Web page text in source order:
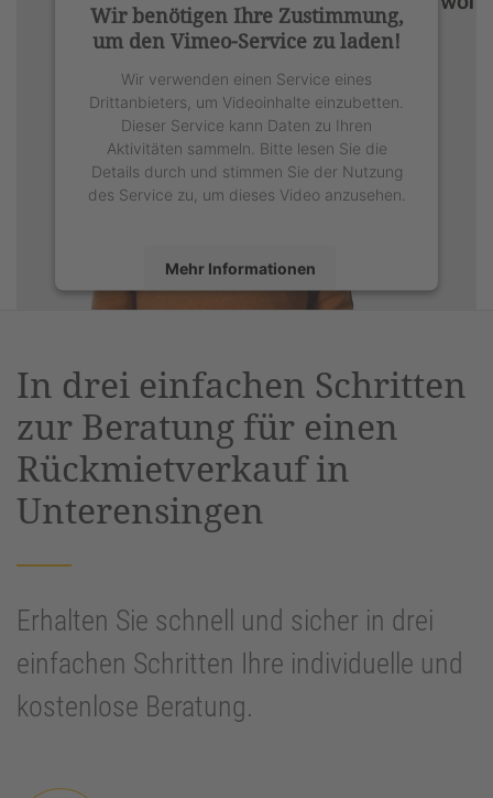
Wir benötigen Ihre Zustimmung,
um den Vimeo-Service zu laden!
Wir verwenden einen Service eines
Drittanbieters, um Videoinhalte einzubetten.
Dieser Service kann Daten zu Ihren
Aktivitäten sammeln. Bitte lesen Sie die
Details durch und stimmen Sie der Nutzung
des Service zu, um dieses Video anzusehen.
Mehr Informationen
Management Platform&eRecht24
In drei einfachen Schritten
zur Beratung für einen
Rückmietverkauf in
Unterensingen
Erhalten Sie schnell und sicher in drei
einfachen Schritten Ihre individuelle und
kostenlose Beratung.